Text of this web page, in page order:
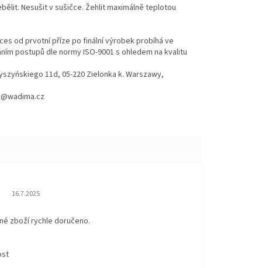
Nesušit v sušičce. Žehlit maximálně teplotou
od prvotní příze po finální výrobek probíhá ve
postupů dle normy ISO-9001 s ohledem na kvalitu
11d, 05-220 Zielonka k. Warszawy,
Hodnocení obchodu je 5 z 5 hvězdiček.
16.7.2025
zboží rychle doručeno.